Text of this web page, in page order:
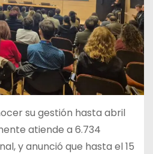
su gestión hasta abril
atiende a 6.734
y anunció que hasta el 15